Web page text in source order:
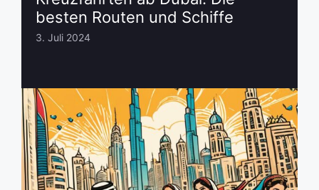
besten Routen und Schiffe
3. Juli 2024